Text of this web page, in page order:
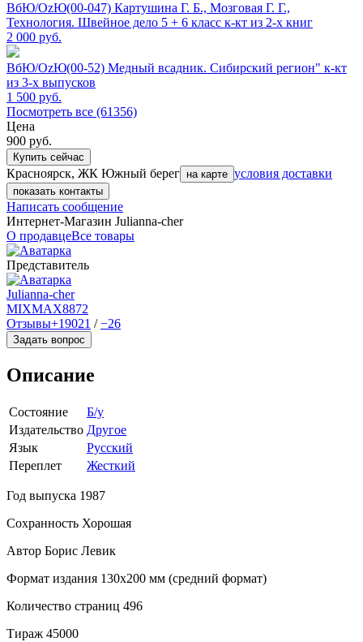
ВбЮ/OzЮ(00-047) Картушина Г. Б., Мозговая Г. Г.,
Технология. Швейное дело 5 + 6 класс к-кт из 2-х книг
2 000 руб.
ВбЮ/OzЮ(00-52) Медный всадник. Сибирский регион" к-кт
из 3-х выпусков
1 500 руб.
Посмотреть все (61356)
Цена
900 руб.
Купить сейчас
Красноярск, ЖК Южный берег на карте условия доставки
показать контакты
Написать сообщение
Интернет-Магазин Julianna-cher
О продавцеВсе товары
Представитель
Julianna-cher
MIXMAX8872
Отзывы+19021 /−26
Задать вопрос
Описание
Состояние
Б/у
Издательство Другое
Язык
Русский
Переплет
Жесткий
Год выпуска 1987
Сохранность Хорошая
Автор Борис Левик
Формат издания 130х200 мм (средний формат)
Количество страниц 496
Тираж 45000